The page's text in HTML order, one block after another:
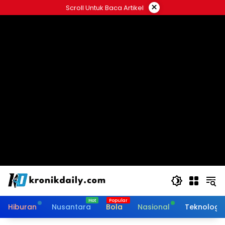
ke
Scroll Untuk Baca Artikel ×
Hiburan Nusantara Bola Nasional Teknologi